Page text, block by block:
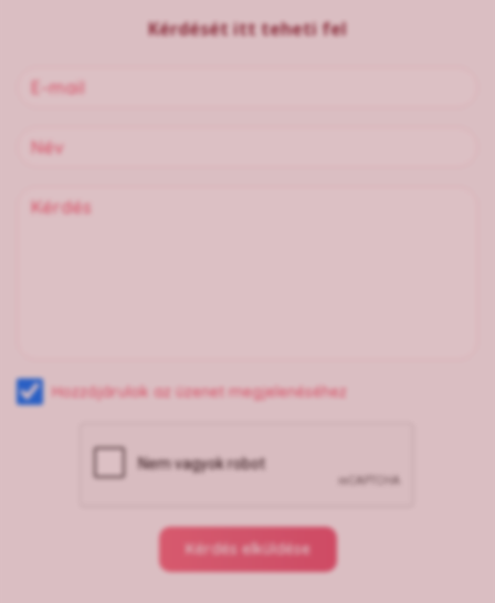
Kérdését itt teheti fel
Hozzájárulok az üzenet megjelenéséhez
Kérdés elküldése